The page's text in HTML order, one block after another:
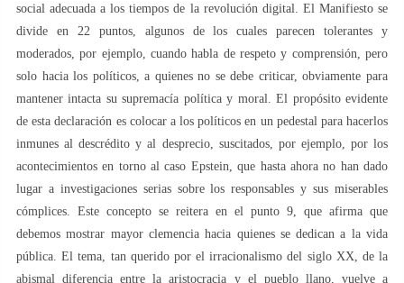
social adecuada a los tiempos de la revolución digital. El Manifiesto se
divide en 22 puntos, algunos de los cuales parecen tolerantes y
moderados, por ejemplo, cuando habla de respeto y comprensión, pero
solo hacia los políticos, a quienes no se debe criticar, obviamente para
mantener intacta su supremacía política y moral. El propósito evidente
de esta declaración es colocar a los políticos en un pedestal para hacerlos
inmunes al descrédito y al desprecio, suscitados, por ejemplo, por los
acontecimientos en torno al caso Epstein, que hasta ahora no han dado
lugar a investigaciones serias sobre los responsables y sus miserables
cómplices. Este concepto se reitera en el punto 9, que afirma que
debemos mostrar mayor clemencia hacia quienes se dedican a la vida
pública. El tema, tan querido por el irracionalismo del siglo XX, de la
abismal diferencia entre la aristocracia y el pueblo llano, vuelve a